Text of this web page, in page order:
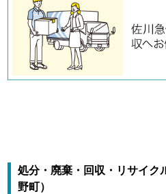
処分・廃棄・回収・リサイク
野町）